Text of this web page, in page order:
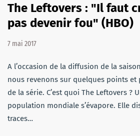
The Leftovers : "Il faut
pas devenir fou" (HBO)
7 mai 2017
A l’occasion de la diffusion de la
nous revenons sur quelques points et
de la série. C’est quoi The Leftovers ?
population mondiale s’évapore. Elle
traces…